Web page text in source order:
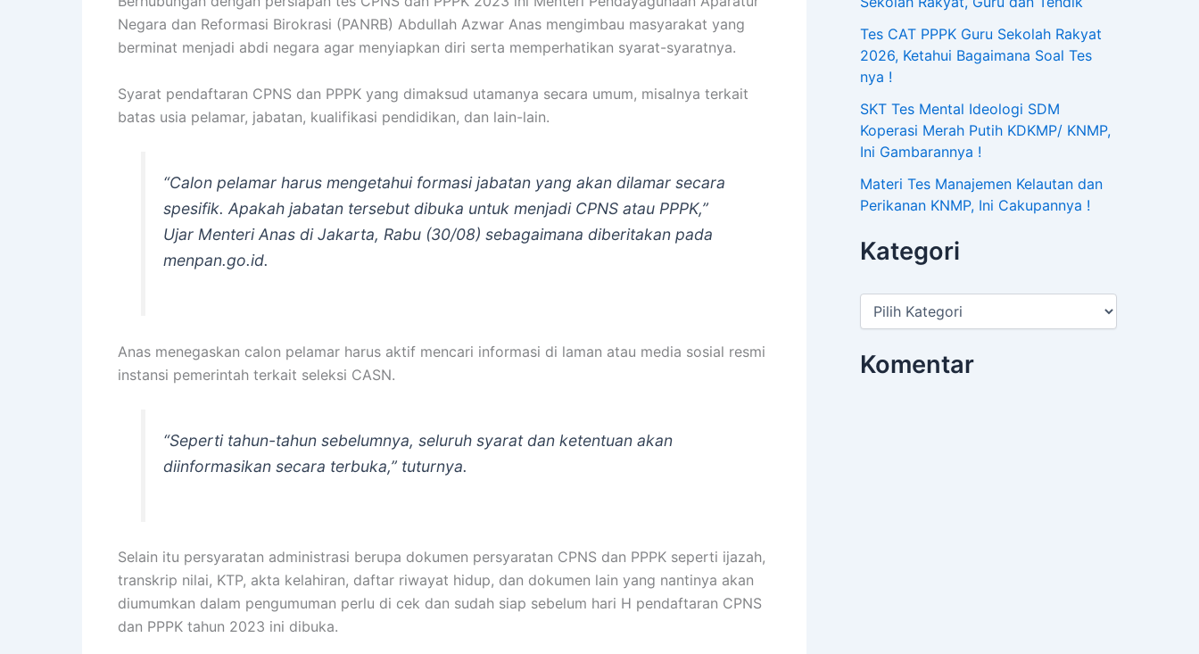
Negara dan Reformasi Birokrasi (PANRB) Abdullah Azwar Anas mengimbau masyarakat yang
berminat menjadi abdi negara agar menyiapkan diri serta memperhatikan syarat-syaratnya.
Syarat pendaftaran CPNS dan PPPK yang dimaksud utamanya secara umum, misalnya terkait
batas usia pelamar, jabatan, kualifikasi pendidikan, dan lain-lain.
“Calon pelamar harus mengetahui formasi jabatan yang akan dilamar secara
spesifik. Apakah jabatan tersebut dibuka untuk menjadi CPNS atau PPPK,”
Ujar Menteri Anas di Jakarta, Rabu (30/08) sebagaimana diberitakan pada
menpan.go.id.
Anas menegaskan calon pelamar harus aktif mencari informasi di laman atau media sosial resmi
instansi pemerintah terkait seleksi CASN.
“Seperti tahun-tahun sebelumnya, seluruh syarat dan ketentuan akan
diinformasikan secara terbuka,” tuturnya.
Selain itu persyaratan administrasi berupa dokumen persyaratan CPNS dan PPPK seperti ijazah,
transkrip nilai, KTP, akta kelahiran, daftar riwayat hidup, dan dokumen lain yang nantinya akan
diumumkan dalam pengumuman perlu di cek dan sudah siap sebelum hari H pendaftaran CPNS
dan PPPK tahun 2023 ini dibuka.
Tes CAT PPPK Guru Sekolah Rakyat
2026, Ketahui Bagaimana Soal Tes
nya !
SKT Tes Mental Ideologi SDM
Koperasi Merah Putih KDKMP/ KNMP,
Ini Gambarannya !
Materi Tes Manajemen Kelautan dan
Perikanan KNMP, Ini Cakupannya !
Kategori
Komentar